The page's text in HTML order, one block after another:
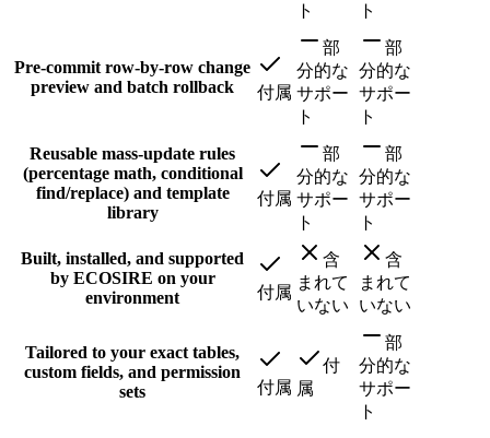
ト
ト
Pre-commit row-by-row change
preview and batch rollback
付属
部
分的な
サポー
ト
部
分的な
サポー
ト
Reusable mass-update rules
(percentage math, conditional
find/replace) and template
library
付属
部
分的な
サポー
ト
部
分的な
サポー
ト
Built, installed, and supported
by ECOSIRE on your
environment
付属
含
まれて
いない
含
まれて
いない
Tailored to your exact tables,
custom fields, and permission
sets
付属
付
属
部
分的な
サポー
ト